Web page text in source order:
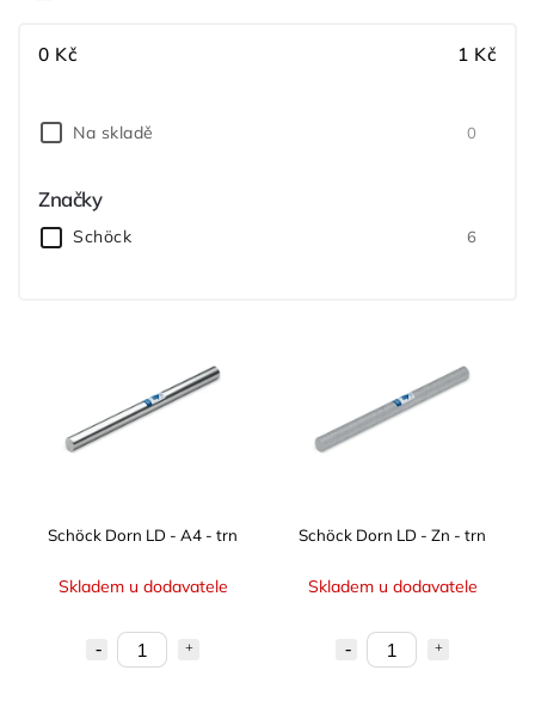
Nejdražší
0 Kč 1 Kč
Na skladě 0
Značky
Schöck 6
Schöck Dorn LD - A4 - trn
Skladem u dodavatele
Schöck Dorn LD - Zn - trn
Skladem u dodavatele